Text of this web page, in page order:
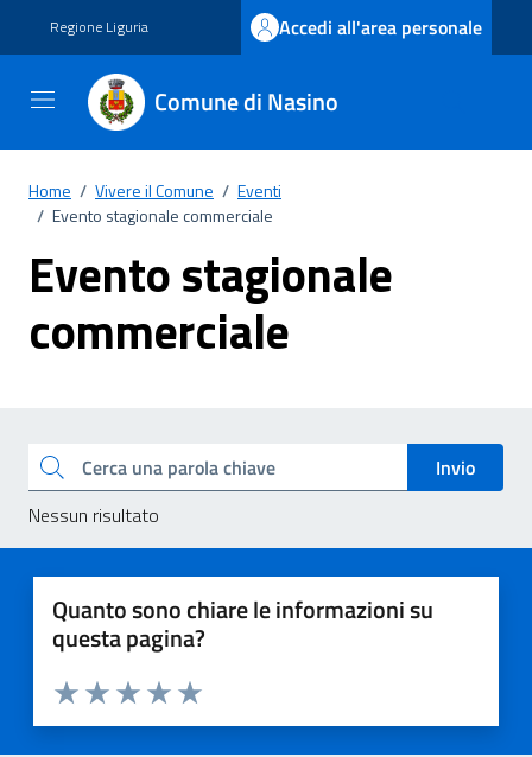
Regione Liguria Accedi all'area personale
Comune di Nasino
Home / Vivere il Comune / Eventi
/ Evento stagionale commerciale
Evento stagionale
commerciale
Esplora tutti i documenti
Cerca una parola chiave
Invio
Nessun risultato
Quanto sono chiare le informazioni su
questa pagina?
Valuta 5 stelle su 5
Valuta 4 stelle su 5
Valuta 3 stelle su 5
Valuta 2 stelle su 5
Valuta 1 stelle su 5